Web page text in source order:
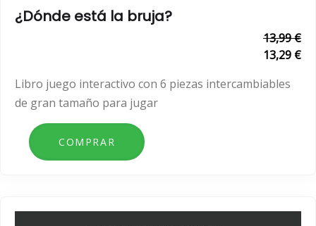
¿Dónde está la bruja?
13,99 €
13,29 €
Libro juego interactivo con 6 piezas intercambiables
de gran tamaño para jugar